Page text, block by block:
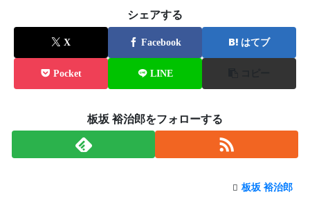
シェアする
X Facebook はてブ
Pocket LINE
板坂 裕治郎をフォローする
板坂 裕治郎